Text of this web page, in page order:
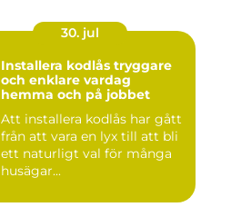
30. jul
Installera kodlås tryggare
och enklare vardag
hemma och på jobbet
Att installera kodlås har gått
från att vara en lyx till att bli
ett naturligt val för många
husägar...